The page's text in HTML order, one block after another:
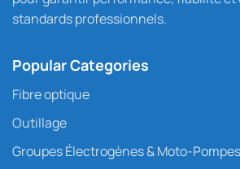
standards professionnels.
Popular Categories
Fibre optique
Outillage
Groupes Électrogènes & Moto-Pompes